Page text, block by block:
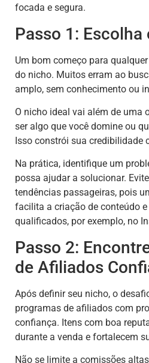
focada e segura.
Passo 1:
Um bom começo para
do nicho. Muitos erram ao
amplo, sem conhecimento ou
O nicho ideal vai além de uma
ser algo que você domine ou
Isso constrói sua credibilidade
Na prática, identifique um
possa ajudar a solucionar.
tendências passageiras, pois
facilita a criação de conteúdo
qualificados, por exemplo, no
Passo 2:
de Afiliados
Após definir seu nicho, o
programas de afiliados com
confiança. Itens com boa
durante a venda e fortalecem
Não se limite a comissões